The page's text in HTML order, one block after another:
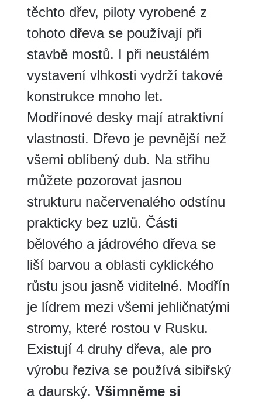
těchto dřev, piloty vyrobené z
tohoto dřeva se používají při
stavbě mostů. I při neustálém
vystavení vlhkosti vydrží takové
konstrukce mnoho let.
Modřínové desky mají atraktivní
vlastnosti. Dřevo je pevnější než
všemi oblíbený dub. Na střihu
můžete pozorovat jasnou
strukturu načervenalého odstínu
prakticky bez uzlů. Části
bělového a jádrového dřeva se
liší barvou a oblasti cyklického
růstu jsou jasně viditelné. Modřín
je lídrem mezi všemi jehličnatými
stromy, které rostou v Rusku.
Existují 4 druhy dřeva, ale pro
výrobu řeziva se používá sibiřský
a daurský. Všimněme si